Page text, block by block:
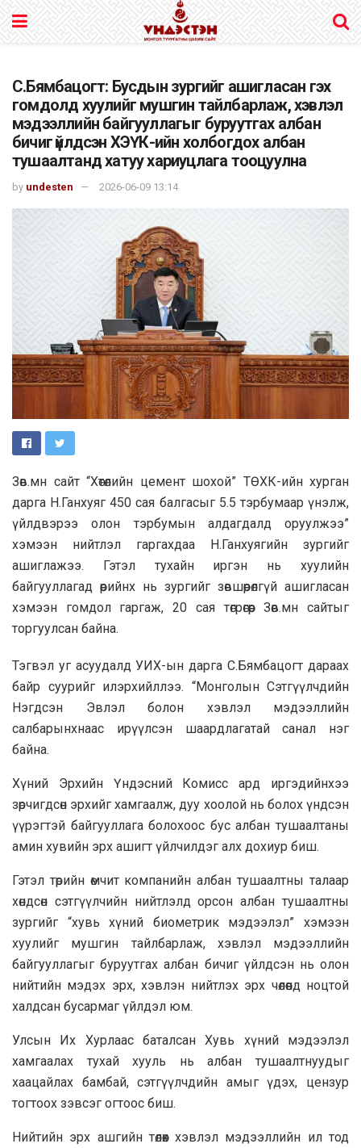
С.Бямбацогт: Бусдын зургийг ашигласан гэх
гомдолд хуулийг мушгин тайлбарлаж, хэвлэл
мэдээллийн байгууллагыг буруутгах албан
бичиг үйлдсэн ХЭҮК-ийн холбогдох албан
тушаалтанд хатуу хариуцлага тооцуулна
by undesten 2026-06-09 13:14
Зөв.мн сайт “Хөтөлийн цемент шохой” ТӨХК-ийн хурган
дарга Н.Ганхуяг 450 сая балгасыг 5.5 тэрбумаар үнэлж,
үйлдвэрээ олон тэрбумын алдагдалд оруулжээ”
хэмээн нийтлэл гаргахдаа Н.Ганхуягийн зургийг
ашиглажээ. Гэтэл тухайн иргэн нь хуулийн
байгууллагад өөрийнх нь зургийг зөвшөөрөлгүй ашигласан
хэмээн гомдол гаргаж, 20 сая төгрөгөөр Зөв.мн сайтыг
торгуулсан байна.
Тэгвэл уг асуудалд УИХ-ын дарга С.Бямбацогт дараах
байр суурийг илэрхийллээ. “Монголын Сэтгүүлчдийн
Нэгдсэн Эвлэл болон хэвлэл мэдээллийн
салбарынхнаас ирүүлсэн шаардлагатай санал нэг
байна.
Хүний Эрхийн Үндэсний Комисс ард иргэдийнхээ
зөрчигдсөн эрхийг хамгаалж, дуу хоолой нь болох үндсэн
үүрэгтэй байгууллага болохоос бус албан тушаалтаны
амин хувийн эрх ашигт үйлчилдэг алх дохиур биш.
Гэтэл төрийн өмчит компанийн албан тушаалтны талаар
хөндсөн сэтгүүлчийн нийтлэлд орсон албан тушаалтны
зургийг “хувь хүний биометрик мэдээлэл” хэмээн
хуулийг мушгин тайлбарлаж, хэвлэл мэдээллийн
байгууллагыг буруутгах албан бичиг үйлдсэн нь олон
нийтийн мэдэх эрх, хэвлэн нийтлэх эрх чөлөөнд ноцтой
халдсан бусармаг үйлдэл юм.
Улсын Их Хурлаас баталсан Хувь хүний мэдээлэл
хамгаалах тухай хууль нь албан тушаалтнуудыг
хаацайлах бамбай, сэтгүүлчдийн амыг үдэх, цензур
тогтоох зэвсэг огтоос биш.
Нийтийн эрх ашгийн төлөөх хэвлэл мэдээллийн ил тод